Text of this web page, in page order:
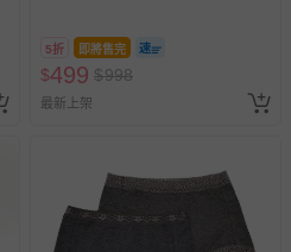
5折 即將售完
$499 $998
最新上架